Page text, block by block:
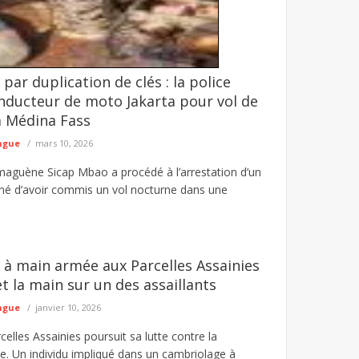
dragues utilisées dans l'exploitation
des ressources naturelles dans l'Est du
duplication de clés : la police
de moto Jakarta pour vol de
Fass
mars 10, 2026
Sicap Mbao a procédé à l’arrestation d’un
d’avoir commis un vol nocturne dans une
main armée aux Parcelles Assainies
la main sur un des assaillants
janvier 10, 2026
Assainies poursuit sa lutte contre la
Un individu impliqué dans un cambriolage à